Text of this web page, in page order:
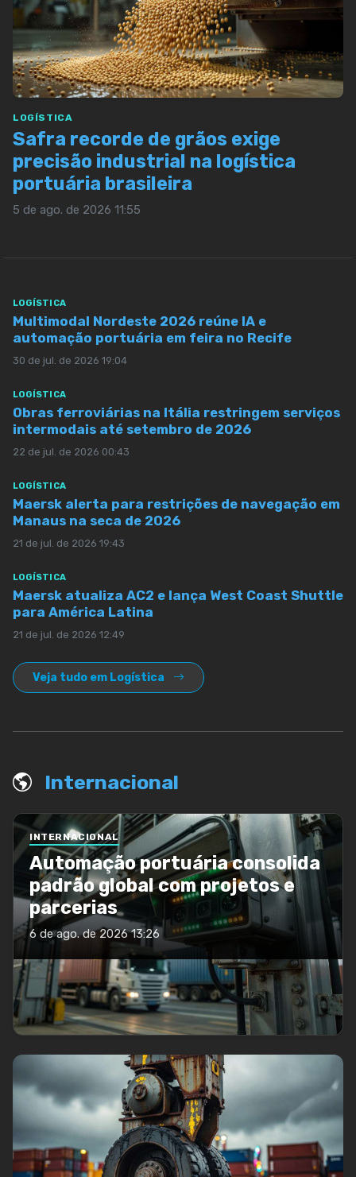
LOGÍSTICA
Safra recorde de grãos exige
precisão industrial na logística
portuária brasileira
5 de ago. de 2026 11:55
LOGÍSTICA
Multimodal Nordeste 2026 reúne IA e
automação portuária em feira no Recife
30 de jul. de 2026 19:04
LOGÍSTICA
Obras ferroviárias na Itália restringem serviços
intermodais até setembro de 2026
22 de jul. de 2026 00:43
LOGÍSTICA
Maersk alerta para restrições de navegação em
Manaus na seca de 2026
21 de jul. de 2026 19:43
LOGÍSTICA
Maersk atualiza AC2 e lança West Coast Shuttle
para América Latina
21 de jul. de 2026 12:49
Veja tudo em Logística
Internacional
INTERNACIONAL
Automação portuária consolida
padrão global com projetos e
parcerias
6 de ago. de 2026 13:26